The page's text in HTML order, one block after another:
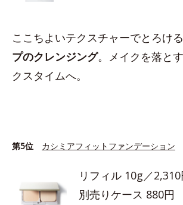
ここちよいテクスチャーでとろける
プのクレンジング。メイクを落と
クスタイムへ。
第5位 カシミアフィットファンデーション
リフィル 10g／
別売りケース 880円